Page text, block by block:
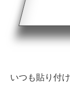
いつも貼り付